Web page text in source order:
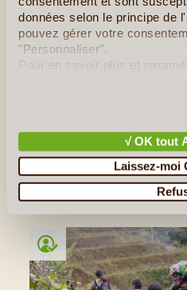
données selon le principe de
pouvez gérer votre
"Personnaliser".
Pour en savoir plus et
√ OK tout
Laissez-moi
Aventures en
National de
seulement deux ans après
centre du Vietnam. C'est à
Hanoï, dans les terres, qu'il
1200 km2. Si vous aimez
Lire la